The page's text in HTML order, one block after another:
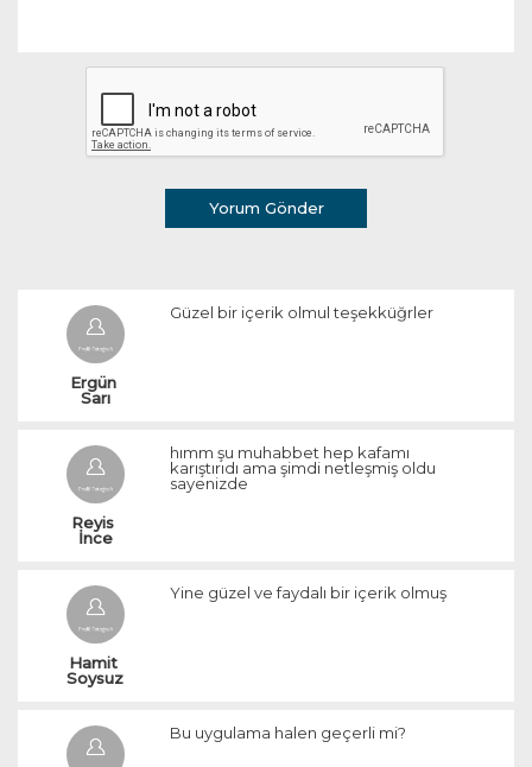
Yorum Gönder
Ergün
Sarı
Güzel bir içerik olmul teşekküğrler
Reyis
İnce
hımm şu muhabbet hep kafamı
karıştırıdı ama şimdi netleşmiş oldu
sayenizde
Hamit
Soysuz
Yine güzel ve faydalı bir içerik olmuş
Bu uygulama halen geçerli mi?